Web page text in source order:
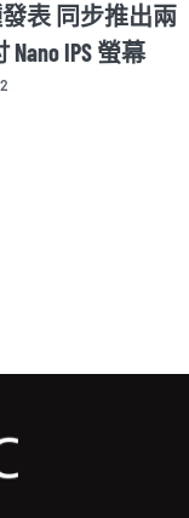
步
艦手
動色彩校
OLED 螢幕